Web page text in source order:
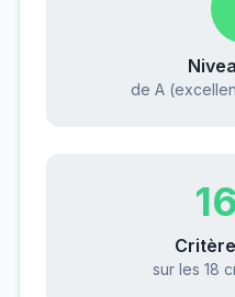
de A
16
sur les 18